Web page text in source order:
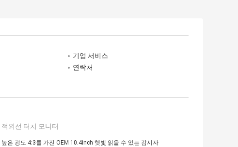
기업 서비스
연락처
적외선 터치 모니터
높은 광도 4:3를 가진 OEM 10.4inch 햇빛 읽을 수 있는 감시자